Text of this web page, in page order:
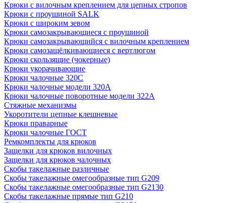
Крюки с вилочным креплением для цепных стропов
Крюки с проушиной SALK
Крюки с широким зевом
Крюки самозакрывающиеся с проушиной
Крюки самозакрывающийся с вилочным креплением
Крюки самозащёлкивающиеся с вертлюгом
Крюки скользящие (чокерные)
Крюки укорачивающие
Крюки чалочные 320C
Крюки чалочные модели 320А
Крюки чалочные поворотные модели 322А
Стяжные механизмы
Укоротители цепные клешневые
Крюки праварные
Крюки чалочные ГОСТ
Ремкомплекты для крюков
Защелки для крюков вилочных
Защелки для крюков чалочных
Скобы такелажные различные
Скобы такелажные омегообразные тип G209
Скобы такелажные омегообразные тип G2130
Скобы такелажные прямые тип G210